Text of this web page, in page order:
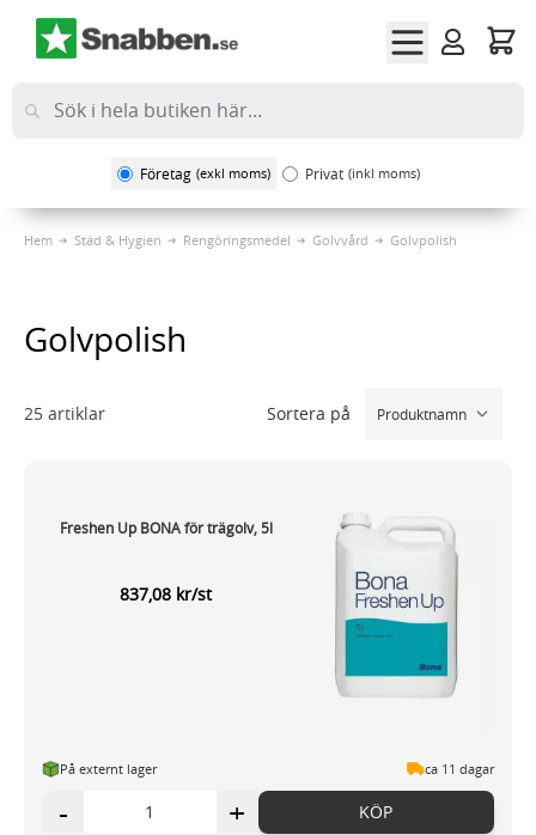
Företag (exkl moms) Privat (inkl moms)
Hem Städ & Hygien Rengöringsmedel Golvvård Golvpolish
Golvpolish
25 artiklar Sortera på
Freshen Up BONA för trägolv, 5l
837,08 kr/st
På externt lager ca 11 dagar
- + KÖP